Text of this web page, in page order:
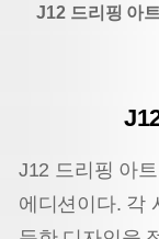
J12 드리핑 아
J12 드리핑 아
에디션이다. 각